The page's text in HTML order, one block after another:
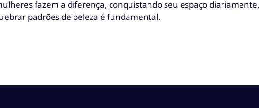
fazem a diferença, conquistando seu espaço
padrões de beleza é fundamental.